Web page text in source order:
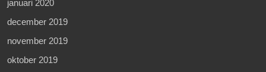
januari 2020
december 2019
november 2019
oktober 2019